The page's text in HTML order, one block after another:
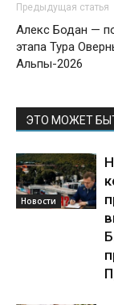
Предыдущая статья
Алекс Бодан —
этапа Тура
Альпы-2026
ЭТО МОЖЕТ
Новости